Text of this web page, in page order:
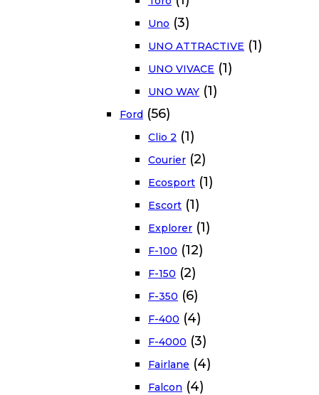
Uno (3)
UNO ATTRACTIVE (1)
UNO VIVACE (1)
UNO WAY (1)
Ford (56)
Clio 2 (1)
Courier (2)
Ecosport (1)
Escort (1)
Explorer (1)
F-100 (12)
F-150 (2)
F-350 (6)
F-400 (4)
F-4000 (3)
Fairlane (4)
Falcon (4)